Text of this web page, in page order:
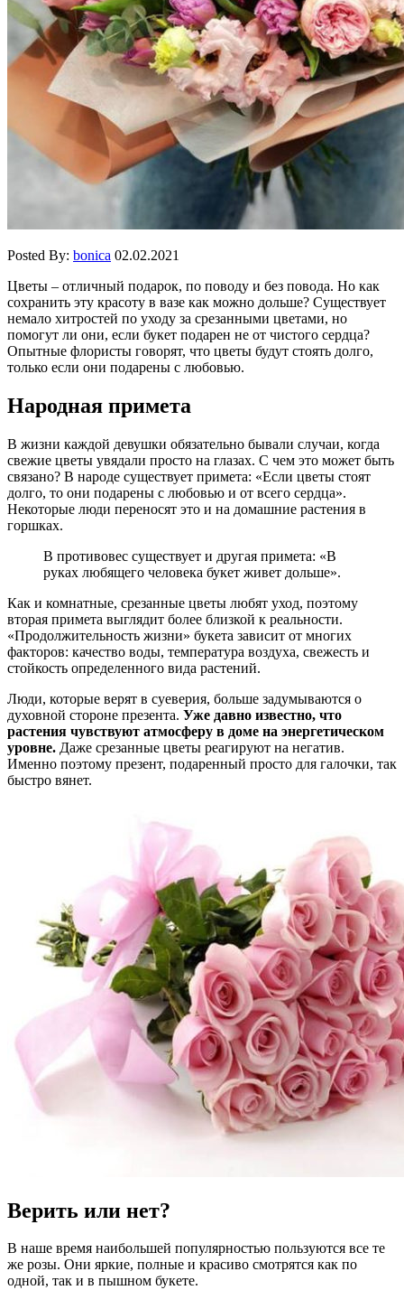
Posted By: bonica 02.02.2021
Цветы – отличный подарок, по поводу и без повода. Но как
сохранить эту красоту в вазе как можно дольше? Существует
немало хитростей по уходу за срезанными цветами, но
помогут ли они, если букет подарен не от чистого сердца?
Опытные флористы говорят, что цветы будут стоять долго,
только если они подарены с любовью.
Народная примета
В жизни каждой девушки обязательно бывали случаи, когда
свежие цветы увядали просто на глазах. С чем это может быть
связано? В народе существует примета: «Если цветы стоят
долго, то они подарены с любовью и от всего сердца».
Некоторые люди переносят это и на домашние растения в
горшках.
В противовес существует и другая примета: «В
руках любящего человека букет живет дольше».
Как и комнатные, срезанные цветы любят уход, поэтому
вторая примета выглядит более близкой к реальности.
«Продолжительность жизни» букета зависит от многих
факторов: качество воды, температура воздуха, свежесть и
стойкость определенного вида растений.
Люди, которые верят в суеверия, больше задумываются о
духовной стороне презента. Уже давно известно, что
растения чувствуют атмосферу в доме на энергетическом
уровне. Даже срезанные цветы реагируют на негатив.
Именно поэтому презент, подаренный просто для галочки, так
быстро вянет.
Верить или нет?
В наше время наибольшей популярностью пользуются все те
же розы. Они яркие, полные и красиво смотрятся как по
одной, так и в пышном букете.